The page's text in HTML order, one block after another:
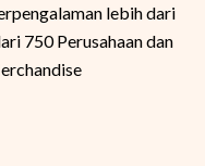
lebih dari
750 Perusahaan dan